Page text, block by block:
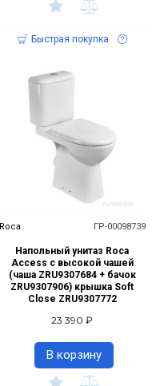
Быстрая покупка
Roca ГР-00098739
Напольный унитаз Roca
Access с высокой чашей
(чаша ZRU9307684 + бачок
ZRU9307906) крышка Soft
Close ZRU9307772
23 390 ₽
В корзину